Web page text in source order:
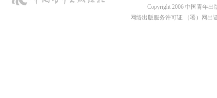
Copyright 2006 中国青年出
网络出版服务许可证 （署）网出